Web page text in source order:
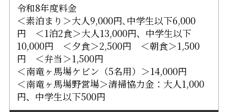
令和8年度料金
＜素泊まり＞大人9,000円､中学生以下6,000
円 ＜1泊2食＞大人13,000円、中学生以下
10,000円 ＜夕食＞2,500円 ＜朝食＞1,500
円 ＜弁当＞1,500円
＜南竜ヶ馬場ケビン（5名用）＞14,000円
＜南竜ヶ馬場野営場＞清掃協力金：大人1,000
円、中学生以下500円